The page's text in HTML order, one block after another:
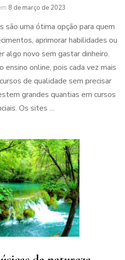
8 de março de 2023
uma ótima opção para quem
aprimorar habilidades ou
algo novo sem gastar dinheiro.
ensino online, pois cada vez mais
de qualidade sem precisar
grandes quantias em cursos
Os sites …